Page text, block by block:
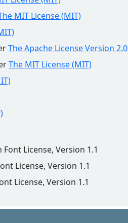
MIT License (MIT)
The Apache License Version 2.0
The MIT License (MIT)
License, Version 1.1
License, Version 1.1
License, Version 1.1